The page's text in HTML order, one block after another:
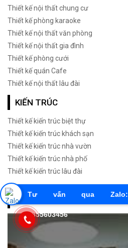
Thiết kế nội thất chung cư
Thiết kế phòng karaoke
Thiết kế nội thất văn phòng
Thiết kế nội thất gia đình
Thiết kế phòng cưới
Thiết kế quán Cafe
Thiết kế nội thất lâu đài
KIẾN TRÚC
Thiết kế kiến trúc biệt thự
Thiết kế kiến trúc khách sạn
Thiết kế kiến trúc nhà vườn
Thiết kế kiến trúc nhà phố
Thiết kế kiến trúc lâu đài
PHONG CÁCH THIẾT KẾ
Tư vấn qua Zalo:
0855603456